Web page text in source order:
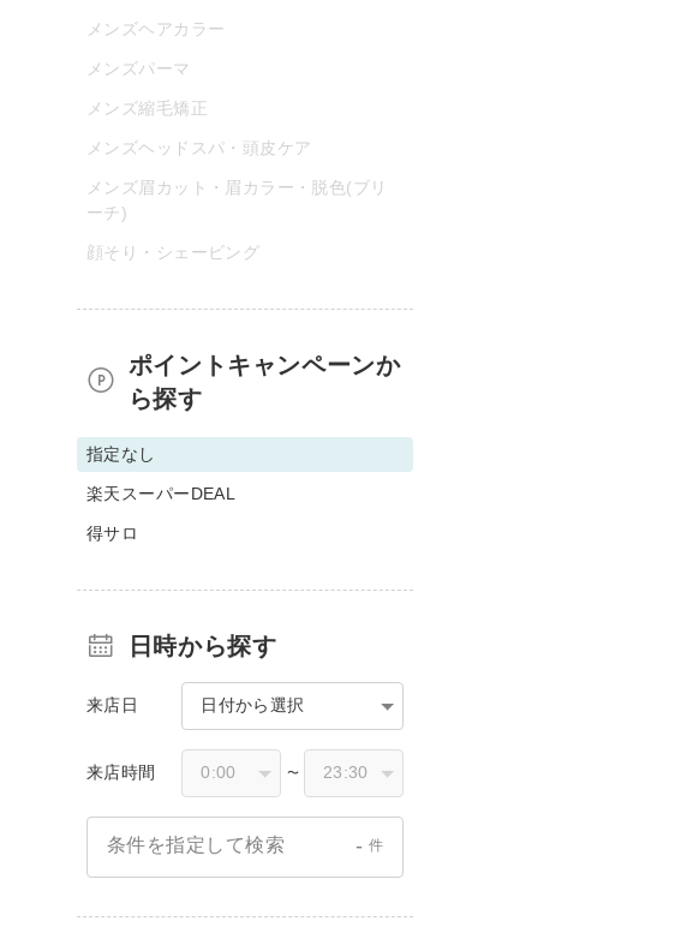
メンズヘアカラー
メンズパーマ
メンズ縮毛矯正
メンズヘッドスパ・頭皮ケア
メンズ眉カット・眉カラー・脱色(ブリ
ーチ)
顔そり・シェービング
ポイントキャンペーンか
ら探す
指定なし
楽天スーパーDEAL
得サロ
日時から探す
来店日 日付から選択
来店時間 〜
条件を指定して検索 - 件